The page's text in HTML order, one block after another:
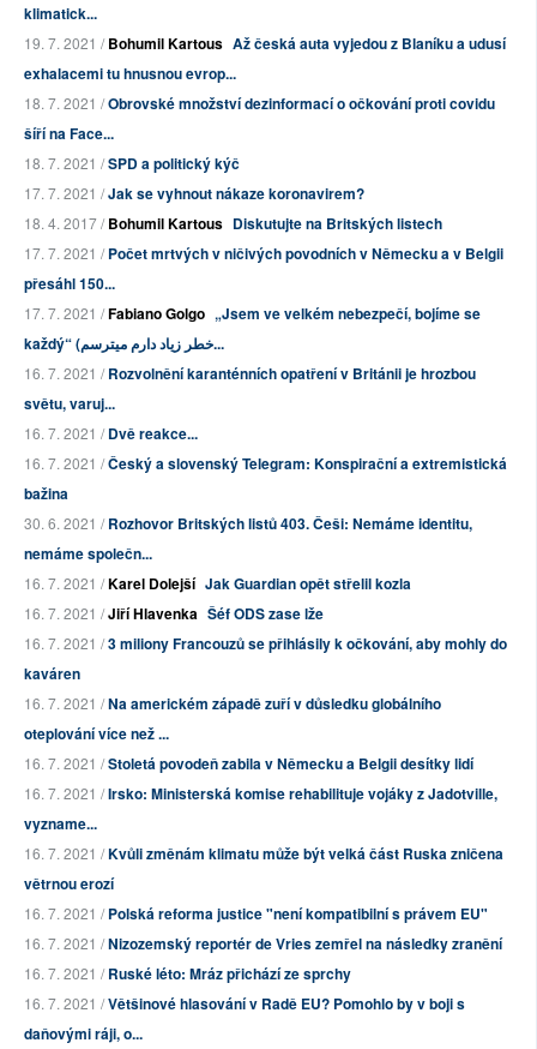
klimatick...
19. 7. 2021 /Bohumil Kartous Až česká auta vyjedou z Blaníku a udusí
exhalacemi tu hnusnou evrop...
18. 7. 2021 /Obrovské množství dezinformací o očkování proti covidu
šíří na Face...
18. 7. 2021 /SPD a politický kýč
17. 7. 2021 /Jak se vyhnout nákaze koronavirem?
18. 4. 2017 /Bohumil Kartous Diskutujte na Britských listech
17. 7. 2021 /Počet mrtvých v ničivých povodních v Německu a v Belgii
přesáhl 150...
17. 7. 2021 /Fabiano Golgo „Jsem ve velkém nebezpečí, bojíme se
každý“ (خطر زیاد دارم میترسم...
16. 7. 2021 /Rozvolnění karanténních opatření v Británii je hrozbou
světu, varuj...
16. 7. 2021 /Dvě reakce...
16. 7. 2021 /Český a slovenský Telegram: Konspirační a extremistická
bažina
30. 6. 2021 /Rozhovor Britských listů 403. Češi: Nemáme identitu,
nemáme společn...
16. 7. 2021 /Karel Dolejší Jak Guardian opět střelil kozla
16. 7. 2021 /Jiří Hlavenka Šéf ODS zase lže
16. 7. 2021 /3 miliony Francouzů se přihlásily k očkování, aby mohly do
kaváren
16. 7. 2021 /Na americkém západě zuří v důsledku globálního
oteplování více než ...
16. 7. 2021 /Stoletá povodeň zabila v Německu a Belgii desítky lidí
16. 7. 2021 /Irsko: Ministerská komise rehabilituje vojáky z Jadotville,
vyzname...
16. 7. 2021 /Kvůli změnám klimatu může být velká část Ruska zničena
větrnou erozí
16. 7. 2021 /Polská reforma justice "není kompatibilní s právem EU"
16. 7. 2021 /Nizozemský reportér de Vries zemřel na následky zranění
16. 7. 2021 /Ruské léto: Mráz přichází ze sprchy
16. 7. 2021 /Většinové hlasování v Radě EU? Pomohlo by v boji s
daňovými ráji, o...